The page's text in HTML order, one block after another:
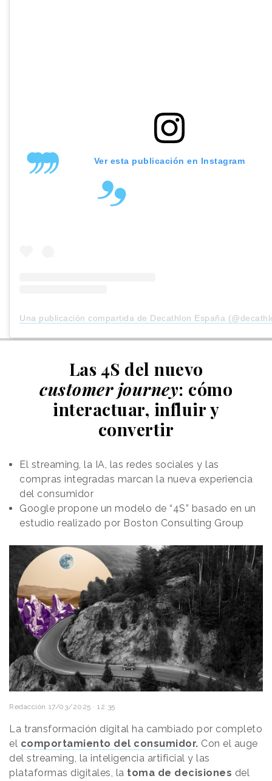
Ver esta publicación en Instagram
Una publicación compartida de Decathlon España
Las 4S del nuevo
customer journey: cómo
interactuar, influir y
convertir
El streaming, la IA, las redes sociales y las
compras integradas marcan la nueva experiencia
del consumidor
Google propone un modelo de “4S” basado en un
estudio realizado por Boston Consulting Group
Redacción 17/03/2025 · 12:35
La transformación digital ha cambiado por completo
el comportamiento del consumidor. Con el auge
del streaming, la inteligencia artificial y las
plataformas digitales, la toma de decisiones del